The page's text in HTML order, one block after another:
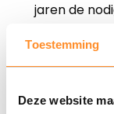
Toestemming
Deze website
jaren de
Ons team van
betalen